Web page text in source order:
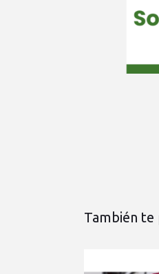
También